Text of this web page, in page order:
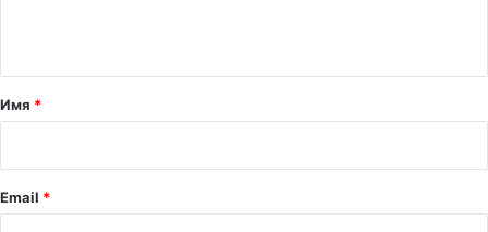
а
й
Имя *
Email *